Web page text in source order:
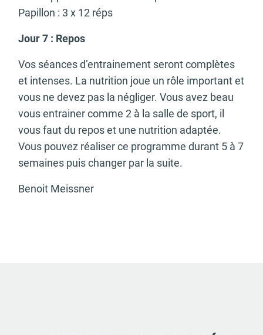
Papillon : 3 x 12 réps
Jour 7 : Repos
Vos séances d’entrainement seront complètes
et intenses. La nutrition joue un rôle important et
vous ne devez pas la négliger. Vous avez beau
vous entrainercomme 2 à la salle de sport, il
vous faut du repos et une nutrition adaptée.
Vous pouvez réaliser ce programme durant 5 à 7
semaines puis changer par la suite.
Benoit Meissner